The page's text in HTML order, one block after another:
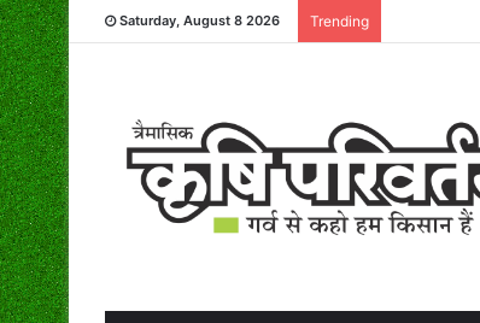
Saturday, August 8 2026 Trending